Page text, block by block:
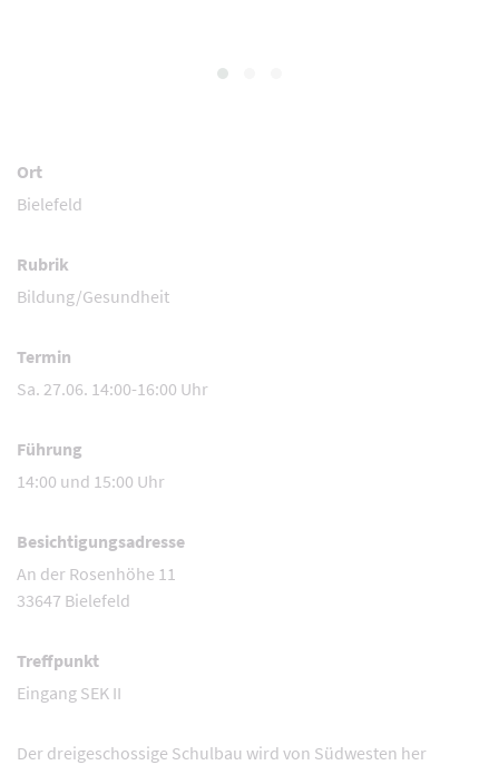
Ort
Bielefeld
Rubrik
Bildung/Gesundheit
Termin
Sa. 27.06. 14:00-16:00 Uhr
Führung
14:00 und 15:00 Uhr
Besichtigungsadresse
An der Rosenhöhe 11
33647 Bielefeld
Treffpunkt
Eingang SEK II
Der dreigeschossige Schulbau wird von Südwesten her